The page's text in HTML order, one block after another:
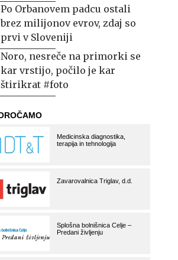
Po Orbanovem padcu ostali
brez milijonov evrov, zdaj so
prvi v Sloveniji
Noro, nesreče na primorki se
kar vrstijo, počilo je kar
štirikrat #foto